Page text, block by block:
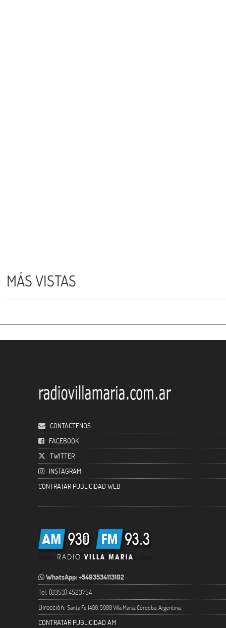
MÁS VISTAS
CONTACTENOS
FACEBOOK
TWITTER
INSTAGRAM
CONTRATAR PUBLICIDAD WEB
WhatsApp: +5493534113102
Tel: (0353) 4523754
Dirección: Santa Fe 1490. 5900 Villa María, Córdoba, Argentina.
CONTRATAR PUBLICIDAD AM